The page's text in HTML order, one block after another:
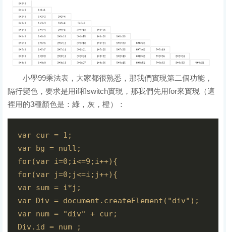
小學99乘法表，大家都很熟悉，那我們實現第二個功能，
隔行變色，要求是用if和switch實現，那我們先用for來實現（這
裡用的3種顏色是：綠，灰，橙）：
var cur = 1;
var bg = null;
for(var i=0;i<=9;i++){
for(var j=0;j<=i;j++){
var sum = i*j;
var Div = document.createElement("div");
var num = "div" + cur;
Div.id = num ;